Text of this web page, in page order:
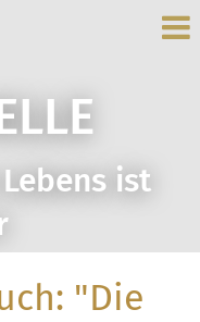
ist
"Die